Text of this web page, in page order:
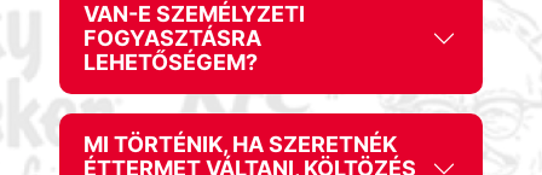
VAN-E SZEMÉLYZETI
FOGYASZTÁSRA
LEHETŐSÉGEM?
MI TÖRTÉNIK, HA SZERETNÉK
ÉTTERMET VÁLTANI, KÖLTÖZÉS